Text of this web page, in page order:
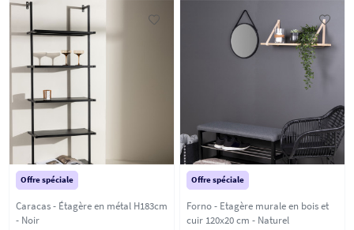
Offre spéciale
Caracas - Étagère en métal H183cm
- Noir
Offre spéciale
Forno - Etagère murale en bois et
cuir 120x20 cm - Naturel